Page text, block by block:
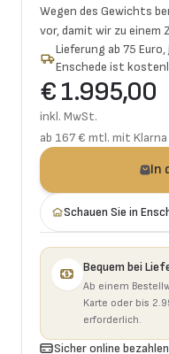
Wegen des Gewichts
vor, damit wir zu einem
Lieferung ab 75
Enschede ist
€ 1.995,00
inkl. MwSt.
ab 167 € mtl. mit Klarna
In
Schauen Sie in
Bequem bei
Ab einem
Karte oder bis
erforderlich.
Sicher online